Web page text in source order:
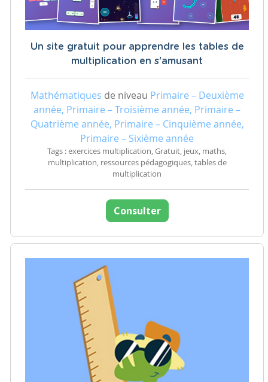
Un site gratuit pour apprendre les tables de
multiplication en s'amusant
Mathématiques de niveau Primaire – Deuxième
année, Primaire – Troisième année, Primaire –
Quatrième année, Primaire – Cinquième année,
Primaire – Sixième année
Tags : exercices multiplication, Gratuit, jeux, maths,
multiplication, ressources pédagogiques, tables de
multiplication
Consulter